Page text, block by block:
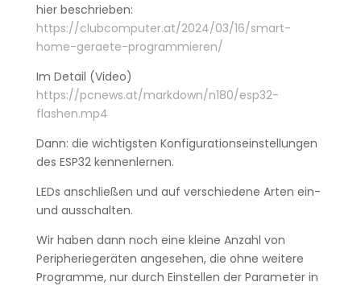
hier beschrieben:
https://clubcomputer.at/2024/03/16/smart-
home-geraete-programmieren/
Im Detail (Video)
https://pcnews.at/markdown/n180/esp32-
flashen.mp4
Dann: die wichtigsten Konfigurationseinstellungen
des ESP32 kennenlernen.
LEDs anschließen und auf verschiedene Arten ein-
und ausschalten.
Wir haben dann noch eine kleine Anzahl von
Peripheriegeräten angesehen, die ohne weitere
Programme, nur durch Einstellen der Parameter in